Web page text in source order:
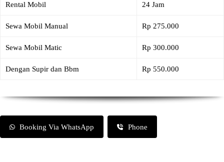
Rental Mobil 24 Jam
Sewa Mobil Manual Rp 275.000
Sewa Mobil Matic Rp 300.000
Dengan Supir dan Bbm Rp 550.000
Booking Via WhatsApp Phone